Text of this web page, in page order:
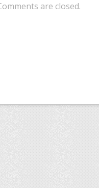
are closed.